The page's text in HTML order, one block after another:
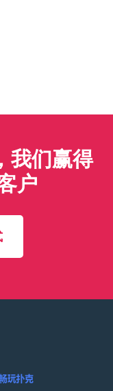
我们赢得
户